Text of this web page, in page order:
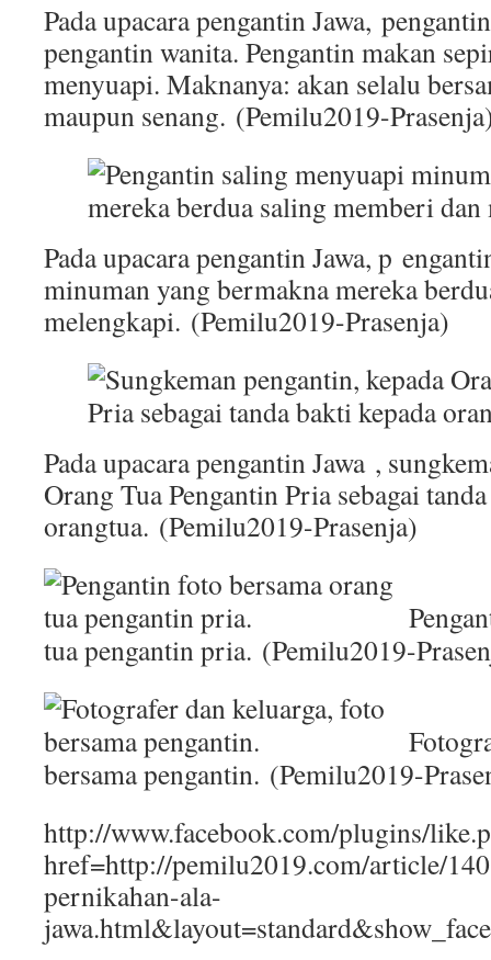
Pada upacara pengantin Jawa,
pengantin wanita. Pengantin makan
menyuapi. Maknanya: akan selalu
maupun senang. (Pemilu2019-
Pada upacara pengantin Jawa, p
minuman yang bermakna mereka
melengkapi. (Pemilu2019-Prasenja)
Pada upacara pengantin Jawa ,
Orang Tua Pengantin Pria sebagai
orangtua. (Pemilu2019-Prasenja)
tua pengantin pria. (Pemilu2019-
bersama pengantin. (Pemilu2019-
http://www.facebook.com/plugins/
href=http://pemilu2019.com/article/
pernikahan-ala-